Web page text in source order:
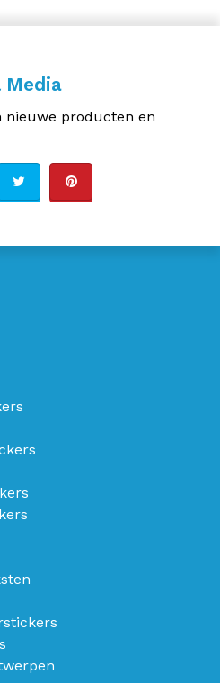
Media
nieuwe producten en